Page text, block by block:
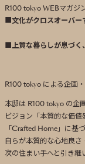
R100 tokyo WEBマガジ
文化がクロスオーバー
上質な暮らしが息づ
R100 tokyo による企画
本邸は R100 tokyo の企
ビジョン「本質的な価
「Crafted Home」に基
自らが本質的な心地良さ
次の住まい手へと引き継